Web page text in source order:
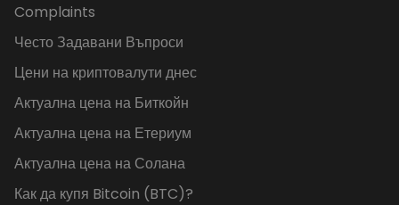
Complaints
Често Задавани Въпроси
Цени на криптовалути днес
Актуална цена на Биткойн
Актуална цена на Етериум
Актуална цена на Солана
Как да купя Bitcoin (BTC)?